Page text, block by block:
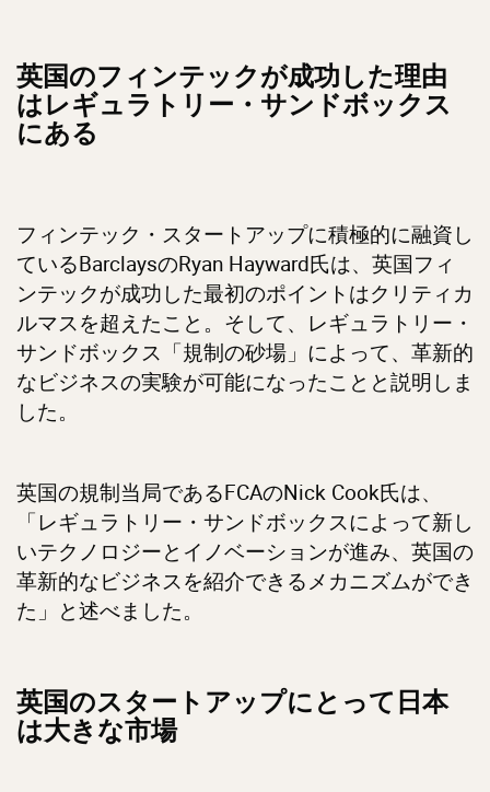
英国のフィンテックが成功した理由
はレギュラトリー・サンドボックス
にある
フィンテック・スタートアップに積極的に融資し
ているBarclaysのRyan Hayward氏は、英国フィ
ンテックが成功した最初のポイントはクリティカ
ルマスを超えたこと。そして、レギュラトリー・
サンドボックス「規制の砂場」によって、革新的
なビジネスの実験が可能になったことと説明しま
した。
英国の規制当局であるFCAのNick Cook氏は、
「レギュラトリー・サンドボックスによって新し
いテクノロジーとイノベーションが進み、英国の
革新的なビジネスを紹介できるメカニズムができ
た」と述べました。
英国のスタートアップにとって日本
は大きな市場